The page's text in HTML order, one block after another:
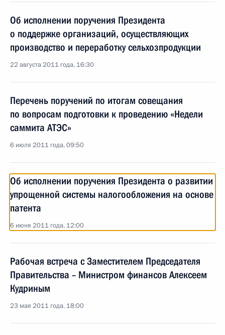
Об исполнении поручения Президента
о поддержке организаций, осуществляющих
производство и переработку сельхозпродукции
22 августа 2011 года, 16:30
Перечень поручений по итогам совещания
по вопросам подготовки к проведению «Недели
саммита АТЭС»
6 июля 2011 года, 09:50
Об исполнении поручения Президента о развитии
упрощенной системы налогообложения на основе
патента
6 июня 2011 года, 12:00
Рабочая встреча с Заместителем Председателя
Правительства – Министром финансов Алексеем
Кудриным
23 мая 2011 года, 18:00